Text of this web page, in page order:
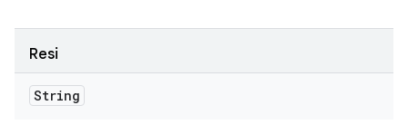
Resi
String